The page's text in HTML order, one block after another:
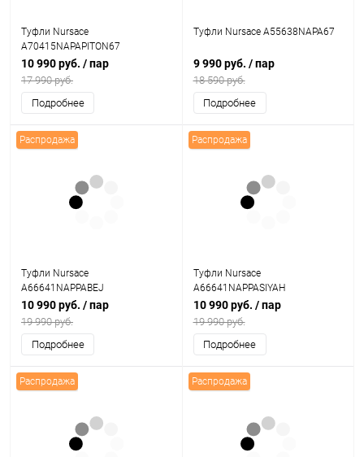
Туфли Nursace
A70415NAPAPITON67
10 990 руб. / пар
17 990 руб.
Подробнее
Туфли Nursace A55638NAPA67
9 990 руб. / пар
18 590 руб.
Подробнее
Распродажа
Туфли Nursace
A66641NAPPABEJ
10 990 руб. / пар
19 990 руб.
Подробнее
Распродажа
Туфли Nursace
A66641NAPPASIYAH
10 990 руб. / пар
19 990 руб.
Подробнее
Распродажа Распродажа